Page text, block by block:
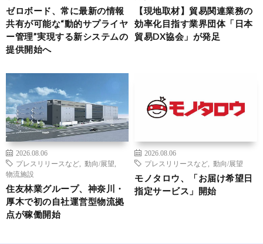
ゼロボード、常に最新の情報
共有が可能な“動的サプライヤ
ー管理”実現する新システムの
提供開始へ
【現地取材】貿易関連業務の
効率化目指す業界団体「日本
貿易DX協会」が発足
2026.08.06
プレスリリースなど
動向/展望
物流施設
住友林業グループ、神奈川・
厚木で初の自社運営型物流拠
点が稼働開始
2026.08.06
プレスリリースなど
動向/展望
モノタロウ、「お届け希望日
指定サービス」開始